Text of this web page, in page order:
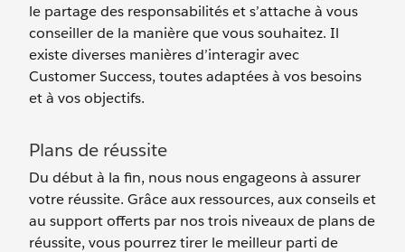
le partage des responsabilités et s’attache à vous
conseiller de la manière que vous souhaitez. Il
existe diverses manières d’interagir avec
Customer Success, toutes adaptées à vos besoins
et à vos objectifs.
Plans de réussite
Du début à la fin, nous nous engageons à assurer
votre réussite. Grâce aux ressources, aux conseils et
au support offerts par nos trois niveaux de plans de
réussite, vous pourrez tirer le meilleur parti de